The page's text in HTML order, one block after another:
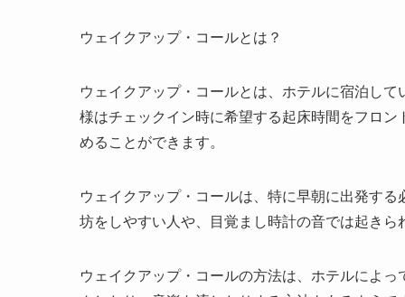
ウェイクアップ・コールとは？
ウェイクアップ・コールとは、ホテルに宿泊し
様はチェックイン時に希望する起床時間をフロ
めることができます。
ウェイクアップ・コールは、特に早朝に出発す
坊をしやすい人や、目覚まし時計の音では起き
ウェイクアップ・コールの方法は、ホテルによ